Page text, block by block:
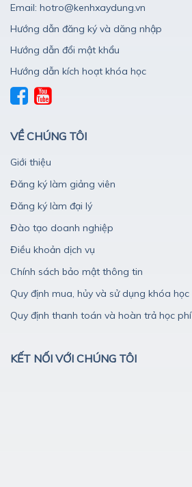
Email: hotro@kenhxaydung.vn
Hướng dẫn đăng ký và dăng nhập
Hướng dẫn đổi mật khẩu
Hướng dẫn kích hoạt khóa học
VỀ CHÚNG TÔI
Giới thiệu
Đăng ký làm giảng viên
Đăng ký làm đại lý
Đào tạo doanh nghiệp
Điều khoản dịch vụ
Chính sách bảo mật thông tin
Quy định mua, hủy và sử dụng khóa học
Quy định thanh toán và hoàn trả học phí
KẾT NỐI VỚI CHÚNG TÔI